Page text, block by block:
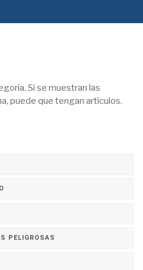
Si se muestran las
puede que tengan artículos.
PELIGROSAS